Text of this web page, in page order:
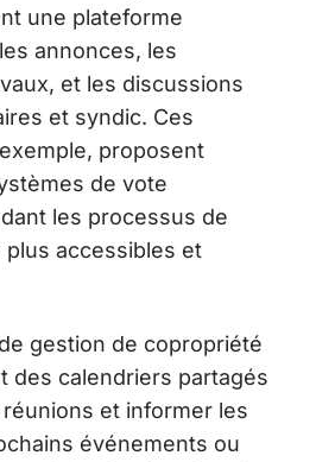
une plateforme
annonces, les
et les discussions
et syndic. Ces
proposent
de vote
les processus de
accessibles et
gestion de copropriété
des calendriers partagés
et informer les
événements ou